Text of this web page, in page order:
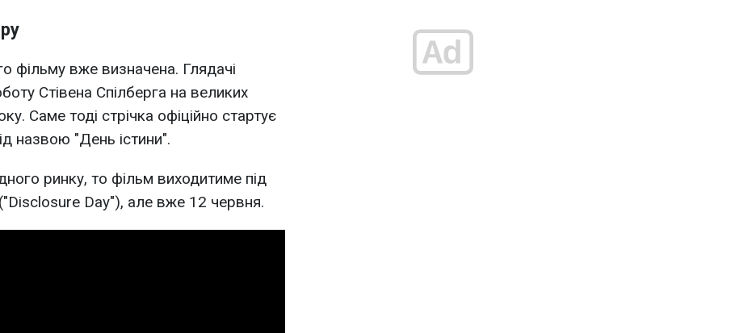
фільму вже визначена. Глядачі
Стівена Спілберга на великих
Саме тоді стрічка офіційно стартує
назвою "День істини".
ринку, то фільм виходитиме під
Day"), але вже 12 червня.